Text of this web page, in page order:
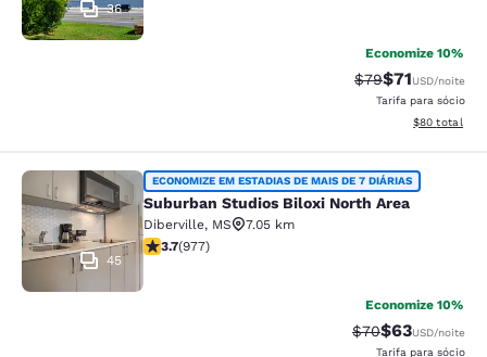
36
Economize 10%
Tarifa anterior
$79Tarifa com
$71USD/noite
Tarifa para sócio
Exibir
$80 total
Suburban Studios Biloxi North Area
45
ECONOMIZE EM ESTADIAS DE MAIS DE 7 DIÁRIAS
Suburban Studios Biloxi North Area
Diberville, MS
7.05 km
classificação 3.72 estrelas. Bom. 977 avaliações
3.7(977)
Economize 10%
Tarifa anterior
$70Tarifa com
$63USD/noite
Tarifa para sócio